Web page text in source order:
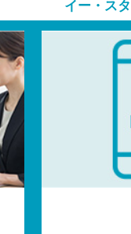
イー・ス